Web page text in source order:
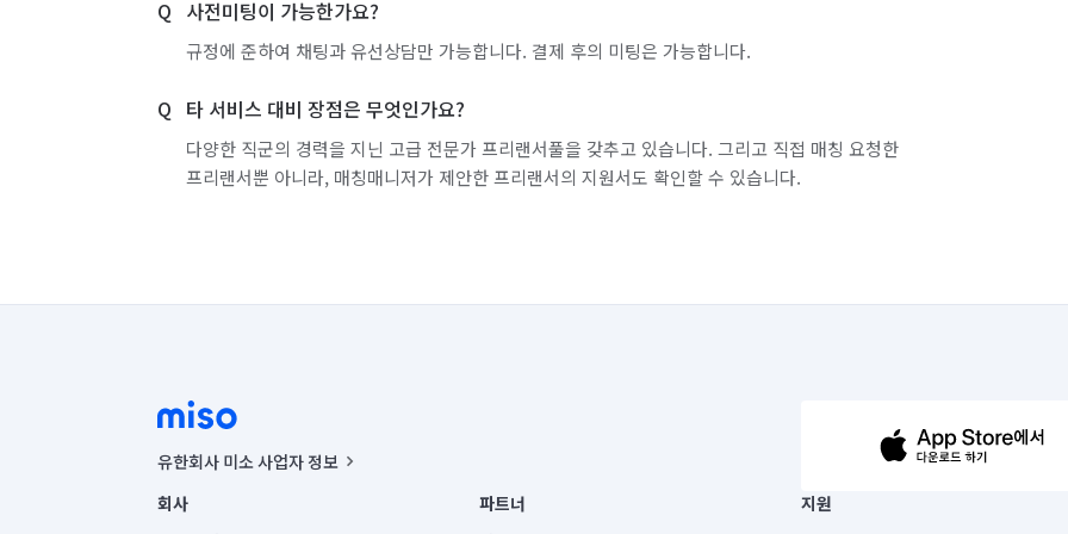
사전미팅이 가능한가요?
규정에 준하여 채팅과 유선상담만 가능합니다. 결제 후의 미팅은 가능합니다.
타 서비스 대비 장점은 무엇인가요?
다양한 직군의 경력을 지닌 고급 전문가 프리랜서풀을 갖추고 있습니다. 그리고 직접 매칭 요청한
프리랜서뿐 아니라, 매칭매니저가 제안한 프리랜서의 지원서도 확인할 수 있습니다.
유한회사 미소 사업자 정보
사업자등록번호 : 291-87-00271 | 인허가번호 : 2016-3220163-14-5-00019 |
통신판매신고번호 : 2024-서울종로-1400(공정거래위원회 정보) |
회사
파트너
지원